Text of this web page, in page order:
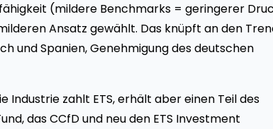
(mildere Benchmarks = geringerer
Ansatz gewählt. Das knüpft an den
und Spanien, Genehmigung des deutschen
Industrie zahlt ETS, erhält aber einen Teil des
das CCfD und neu den ETS Investment